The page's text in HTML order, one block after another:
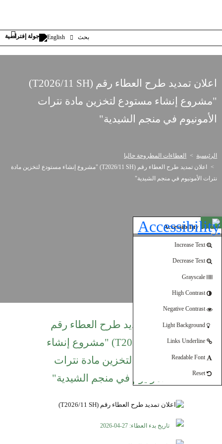
Open toolbar
Accessibility Tools
Increase Text
Decrease Text
Grayscale
High Contrast
Negative Contrast
Light Background
Links Underline
Readable Font
Reset
بحث English
اعلان تمديد طرح العطاء رقم (T2026/11 SH)
"مشروع إنشاء مستودع لتخزين مادة نترات
الأمونيوم في منجم الشيدية"
الرئيسية
العطاءات المطروحة حاليا
اعلان تمديد طرح العطاء رقم (T2026/11 SH) "مشروع إنشاء مستودع لتخزين مادة
نترات الأمونيوم في منجم الشيدية"
اعلان تمديد طرح العطاء رقم
(T2026/11 SH) "مشروع إنشاء
مستودع لتخزين مادة نترات
الأمونيوم في منجم الشيدية"
تاريخ بدء العطاء: 27-04-2026